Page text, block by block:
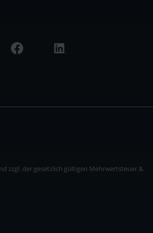
zzgl. der gesetzlich gültigen Mehrwertsteuer &